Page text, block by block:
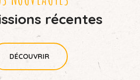
NOUVEAUTÉS
récentes
DÉCOUVRIR